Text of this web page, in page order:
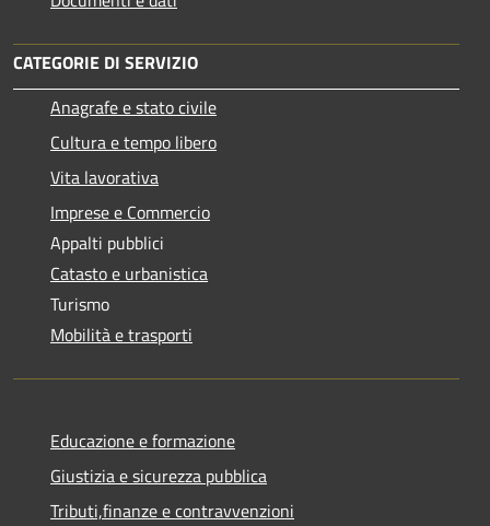
CATEGORIE DI SERVIZIO
Anagrafe e stato civile
Cultura e tempo libero
Vita lavorativa
Imprese e Commercio
Appalti pubblici
Catasto e urbanistica
Turismo
Mobilità e trasporti
Educazione e formazione
Giustizia e sicurezza pubblica
Tributi,finanze e contravvenzioni